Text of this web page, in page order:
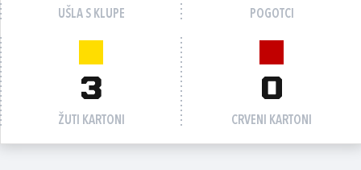
UŠLA S KLUPE POGOTCI
3
ŽUTI KARTONI
0
CRVENI KARTONI